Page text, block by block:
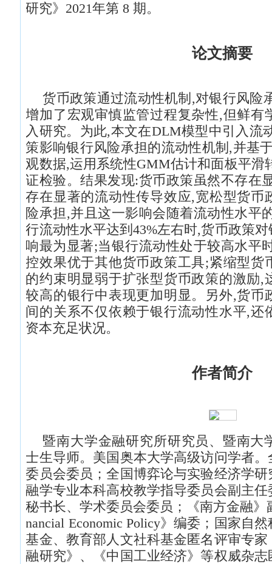
研究》2021年第 8 期。
论文摘要
货币政策通过流动性机制,对银行风险
增加了宏观审慎监管过程复杂性,但鲜有
入研究。为此,本文在DLM模型中引入流
策影响银行风险承担的流动性机制,并基
观数据,运用系统性GMM估计和面板平滑
证检验。结果发现:货币政策虽然不存在
存在显著的流动性传导效应,宽松型货币
险承担,并且这一影响会随着流动性水平
行流动性水平达到43%左右时,货币政策
响最为显著;当银行流动性处于较高水平
控效果优于其他货币政策工具;紧缩型货
的约束明显弱于扩张型货币政策的激励,
较高的银行中表现更加明显。另外,货币
间的关系不仅依赖于银行流动性水平,还
资本充足状况。
作者简介
暨南大学金融研究所研究员、暨南大
士生导师。美国奥本大学高级访问学者
委员会委员；全国博弈论与实验经济学
融学专业本科高校教学指导委员会副主
秘书长、学术委员会委员；《南方金融》
nancial Economic Policy》编委；国家自
基金、教育部人文社科基金匿名评审专
融研究》、《中国工业经济》等权威杂